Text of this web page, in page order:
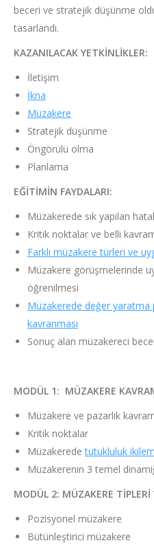
beceri ve stratejik düşünme
tasarlandı.
KAZANILACAK YETKİNLİKLER:
İletişim
İkna
Müzakere
Stratejik düşünme
Öngörülü olma
Planlama
EĞİTİMİN FAYDALARI:
Müzakerede sık yapılan
Kritik noktalar ve belli
Farklı müzakere türleri ve
Müzakere görüşmelerinde
öğrenilmesi
Müzakerede değer yaratma
kavranması
Sonuç alan müzakereci
MODÜL 1: MÜZAKERE
Müzakere ve pazarlık
Kritik noktalar
Müzakeredetutukluluk
Müzakerenin 3 temel
MODÜL 2: MÜZAKERE TİPLERİ
Pozisyonel müzakere
Bütünleştirici müzakere